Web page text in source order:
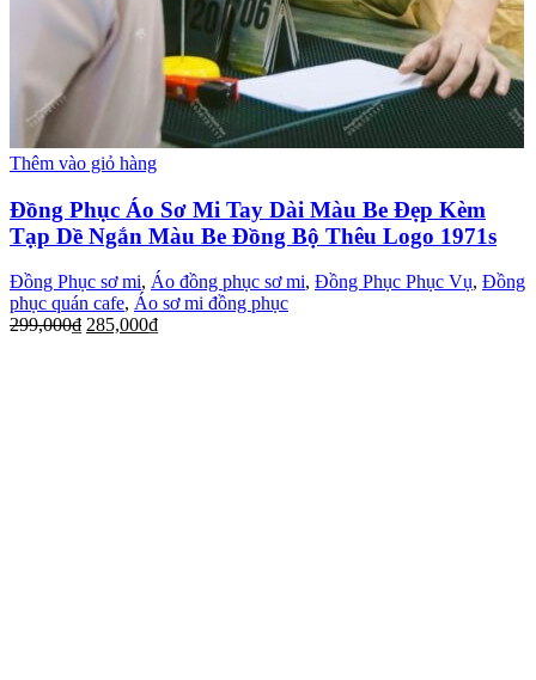
Thêm vào giỏ hàng
Đồng Phục Áo Sơ Mi Tay Dài Màu Be Đẹp Kèm
Tạp Dề Ngắn Màu Be Đồng Bộ Thêu Logo 1971s
Đồng Phục sơ mi, Áo đồng phục sơ mi, Đồng Phục Phục Vụ, Đồng
phục quán cafe, Áo sơ mi đồng phục
299,000₫ 285,000₫